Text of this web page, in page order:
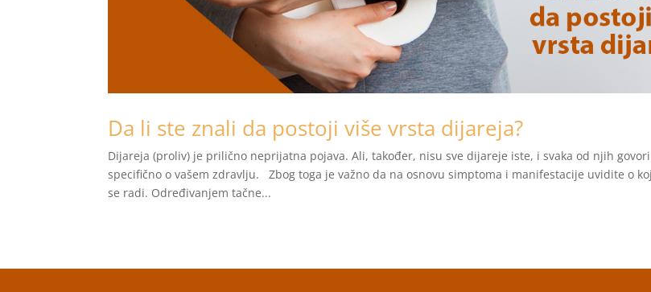
Da li ste znali da postoji više vrsta dijareja?
Dijareja (proliv) je prilično neprijatna pojava. Ali, također, nisu sve dijareje iste, i svaka od njih
specifično o vašem zdravlju. Zbog toga je važno da na osnovu simptoma i manifestacije uvidite o
se radi. Određivanjem tačne...